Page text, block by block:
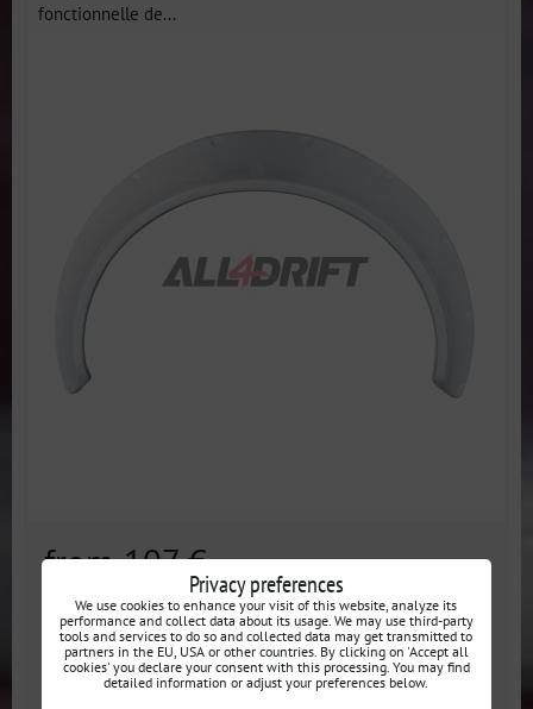
fonctionnelle de...
from 107 €
Disponibilité:En stock
SELECT VARIANT
Privacy preferences
We use cookies to enhance your visit of this website, analyze its
performance and collect data about its usage. We may use third-party
tools and services to do so and collected data may get transmitted to
partners in the EU, USA or other countries. By clicking on 'Accept all
cookies' you declare your consent with this processing. You may find
detailed information or adjust your preferences below.